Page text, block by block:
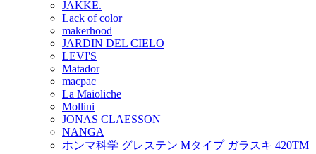
JAKKE.
Lack of color
makerhood
JARDIN DEL CIELO
LEVI'S
Matador
macpac
La Maioliche
Mollini
JONAS CLAESSON
NANGA
ホンマ科学 グレステン Mタイプ ガラスキ 420TM